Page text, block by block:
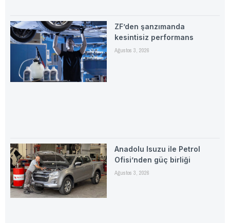
ZF’den şanzımanda
kesintisiz performans
Ağustos 3, 2026
Anadolu Isuzu ile Petrol
Ofisi’nden güç birliği
Ağustos 3, 2026